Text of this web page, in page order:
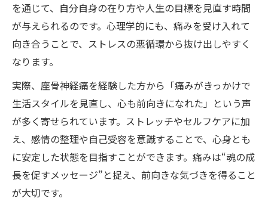
を通じて、自分自身の在り方や人生の目標を見直す時間
が与えられるのです。心理学的にも、痛みを受け入れて
向き合うことで、ストレスの悪循環から抜け出しやすく
なります。
実際、座骨神経痛を経験した方から「痛みがきっかけで
生活スタイルを見直し、心も前向きになれた」という声
が多く寄せられています。ストレッチやセルフケアに加
え、感情の整理や自己受容を意識することで、心身とも
に安定した状態を目指すことができます。痛みは“魂の成
長を促すメッセージ”と捉え、前向きな気づきを得ること
が大切です。